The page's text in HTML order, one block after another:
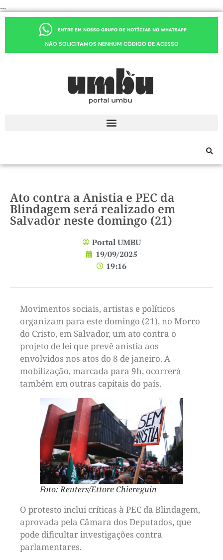
...
ENTRE EM NOSSO GRUPO DE NOTÍCIAS NO WHATSAPP
NÃO SOLICITAMOS NENHUM CÓDIGO DE ACESSO
Ato contra a Anistia e PEC da
Blindagem será realizado em
Salvador neste domingo (21)
Portal UMBU
19/09/2025
19:16
Movimentos sociais, artistas e políticos
organizam para este domingo (21), no Morro
do Cristo, em Salvador, um ato contra o
projeto de lei que prevê anistia aos
envolvidos nos atos do 8 de janeiro. A
mobilização, marcada para 9h, ocorrerá
também em outras capitais do país.
Foto: Reuters/Ettore Chiereguin
O protesto inclui críticas à PEC da Blindagem,
aprovada pela Câmara dos Deputados, que
pode dificultar investigações contra
parlamentares.